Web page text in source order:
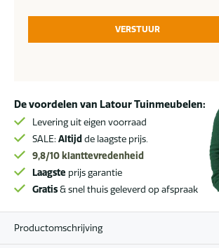
VERSTUUR
De voordelen van Latour Tuinmeubelen:
Levering uit eigen voorraad
SALE: Altijd de laagste prijs.
9,8/10 klanttevredenheid
Laagste prijs garantie
Gratis& snel thuis geleverd op afspraak
Productomschrijving